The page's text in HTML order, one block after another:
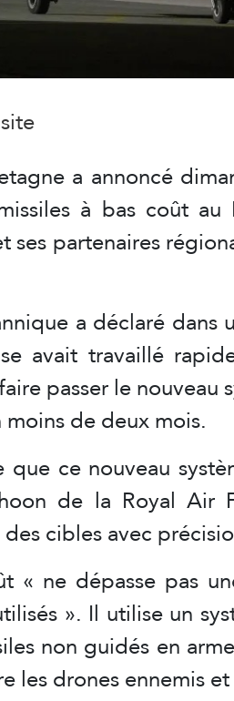
a annoncé
à bas coût
ses partenaires
a déclaré dans
avait travaillé
passer le nouveau
de deux mois.
que ce nouveau
de la Royal Air
cibles avec
« ne dépasse pas
». Il utilise un
non guidés en
les drones ennemis